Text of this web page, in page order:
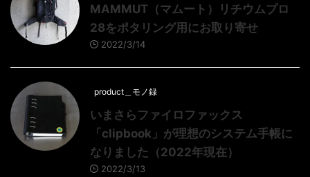
MAMMUT（マムート）リチウムプロ
28をポタリング用にお取り寄せ
2022/3/14
product＿モノ録
いまさらファイロファックス
「clipbook」が理想のシステム手帳に
なりました（2022年現在）
2022/3/13